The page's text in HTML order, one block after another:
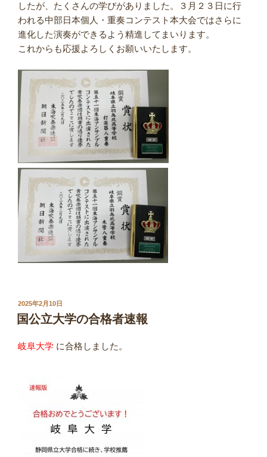
したが、たくさんの学びがありました。３月２３日に行
われる中部日本個人・重奏コンテスト本大会ではさらに
進化した演奏ができるよう精進してまいります。
これからも応援よろしくお願いいたします。
投
稿
日:
2025年2月10日
国公立大学の合格者速報
岐阜大学 に合格しました。